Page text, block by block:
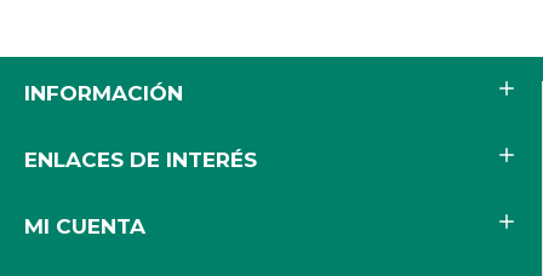
INFORMACIÓN
ENLACES DE INTERÉS
MI CUENTA